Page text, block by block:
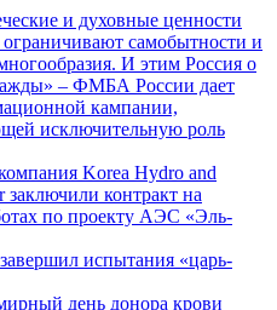
и духовные ценности
ограничивают самобытности и
И этим Россия о
– ФМБА России дает
кампании,
исключительную роль
Korea Hydro and
заключили контракт на
по проекту АЭС «Эль-
испытания «царь-
день донора крови